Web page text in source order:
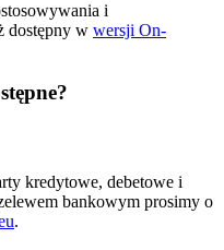
i
dostępny w wersji On-
kredytowe, debetowe i
bankowym prosimy o
.